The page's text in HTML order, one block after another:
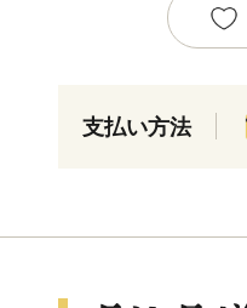
支払い方法